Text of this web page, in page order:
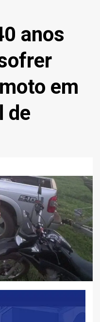
anos
em
de